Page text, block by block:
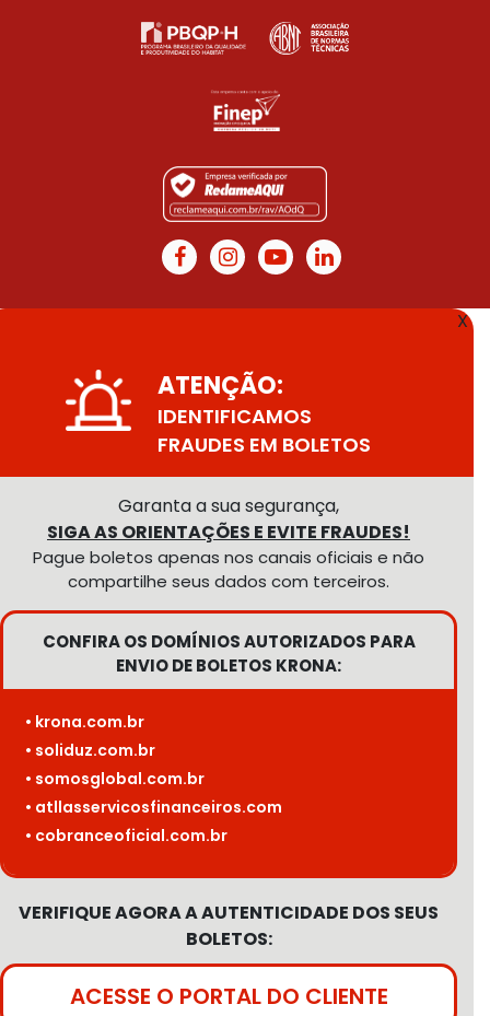
X
ATENÇÃO:
IDENTIFICAMOS
FRAUDES EM BOLETOS
Garanta a sua segurança,
SIGA AS ORIENTAÇÕES E EVITE FRAUDES!
Pague boletos apenas nos canais oficiais e não
compartilhe seus dados com terceiros.
CONFIRA OS DOMÍNIOS AUTORIZADOS PARA
ENVIO DE BOLETOS KRONA:
• krona.com.br
• soliduz.com.br
• somosglobal.com.br
• atllasservicosfinanceiros.com
• cobranceoficial.com.br
VERIFIQUE AGORA A AUTENTICIDADE DOS SEUS
BOLETOS:
ACESSE O PORTAL DO CLIENTE